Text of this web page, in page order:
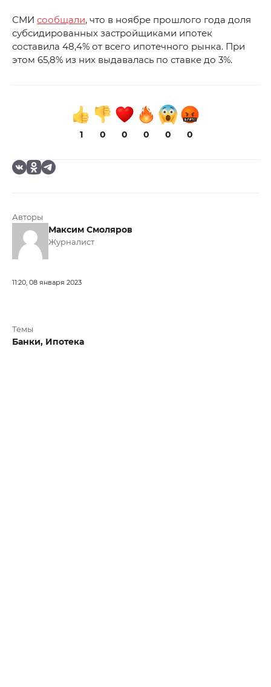
СМИ сообщали, что в ноябре прошлого года доля
субсидированных застройщиками ипотек
составила 48,4% от всего ипотечного рынка. При
этом 65,8% из них выдавалась по ставке до 3%.
1 0 0 0 0 0
Авторы
Максим Смоляров
Журналист
11:20, 08 января 2023
Темы
Банки, Ипотека